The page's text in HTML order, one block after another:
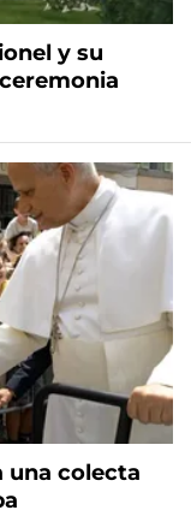
y su
una colecta